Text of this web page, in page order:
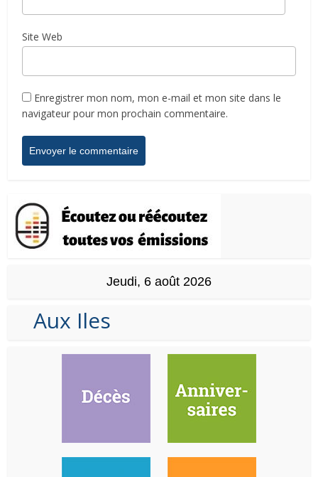
Site Web
Enregistrer mon nom, mon e-mail et mon site dans le
navigateur pour mon prochain commentaire.
Jeudi, 6 août 2026
Aux Iles